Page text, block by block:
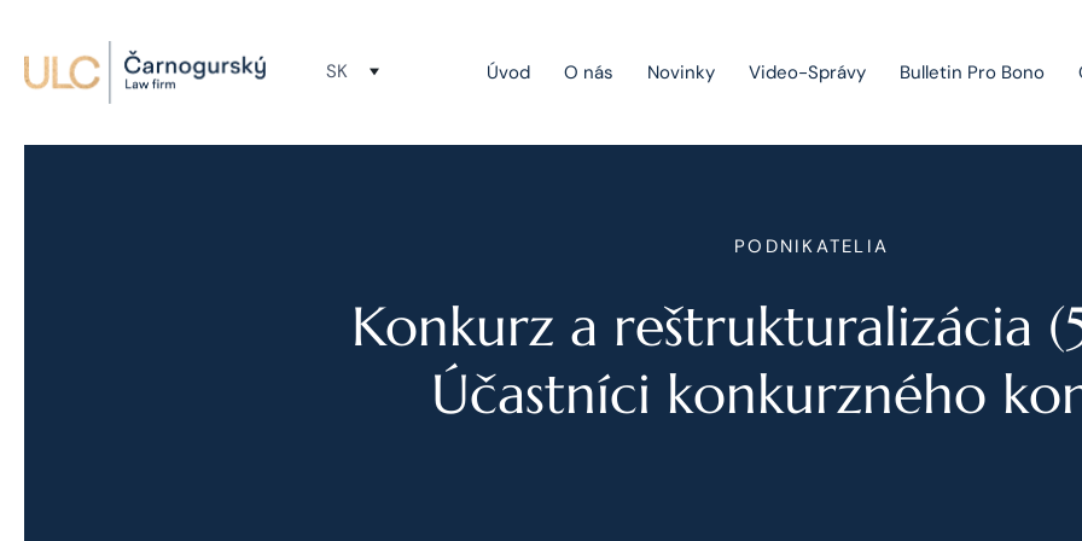
SK Úvod O nás Novinky Video-Správy Bulletin Pro Bono
Fúzie a akvizície
Právo obchodných spoločností
Právo hospodárskej súťaže
PODNIKATELIA
Konkurz a reštrukturalizácia
Účastníci konkurzného